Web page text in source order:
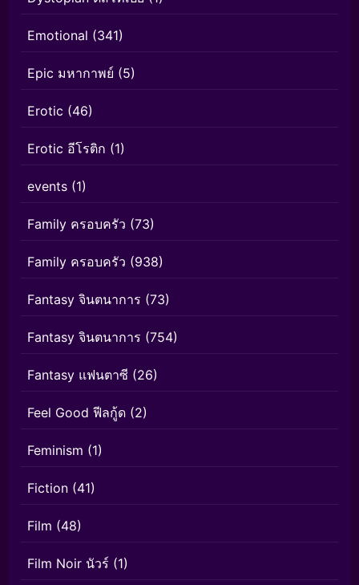
Emotional (341)
Epic มหากาพย์ (5)
Erotic (46)
Erotic อีโรติก (1)
events (1)
Family ครอบครัว (73)
Family ครอบครัว (938)
Fantasy จินตนาการ (73)
Fantasy จินตนาการ (754)
Fantasy แฟนตาซี (26)
Feel Good ฟีลกู้ด (2)
Feminism (1)
Fiction (41)
Film (48)
Film Noir นัวร์ (1)